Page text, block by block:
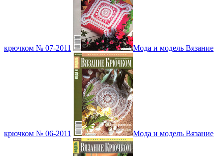
крючком № 07-2011 Мода и модель Вязание
крючком № 06-2011 Мода и модель Вязание